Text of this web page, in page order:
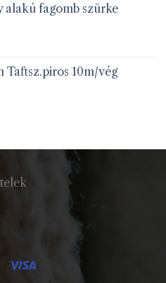
alakú fagomb szürke
Taftsz.piros 10m/vég